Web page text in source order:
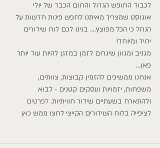
לכבוד החופש הגדול והחום הכבד של יולי
אוגוסט שמצריך מאיתנו לחפש פינות חדשות על
הנחל כי הכל מפוצץ.... בנינו לכם לוח שידורים
יחיד ומיוחד!
מגניב ומגוון שיגרום לזמן במזגן להיות עוד יותר
פאן...
אנחנו ממשיכים להזמין קבוצות, צוותים,
משפחות, יזמויות ועסקים קטנים - לבוא
ולהתארח בשעתיים שידור חוויתיות. לפרטים
לציפייה בלוח השידורים הקייצי לחצו ממש כאן